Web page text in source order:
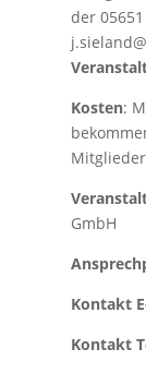
der
Kosten:
GmbH
Kontakt
Kontakt